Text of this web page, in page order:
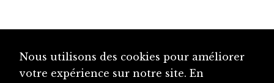
Nous utilisons des cookies pour améliorer
votre expérience sur notre site. En